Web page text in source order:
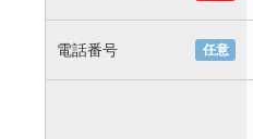
電話番号 任意